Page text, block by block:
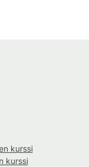
kurssi
kurssi